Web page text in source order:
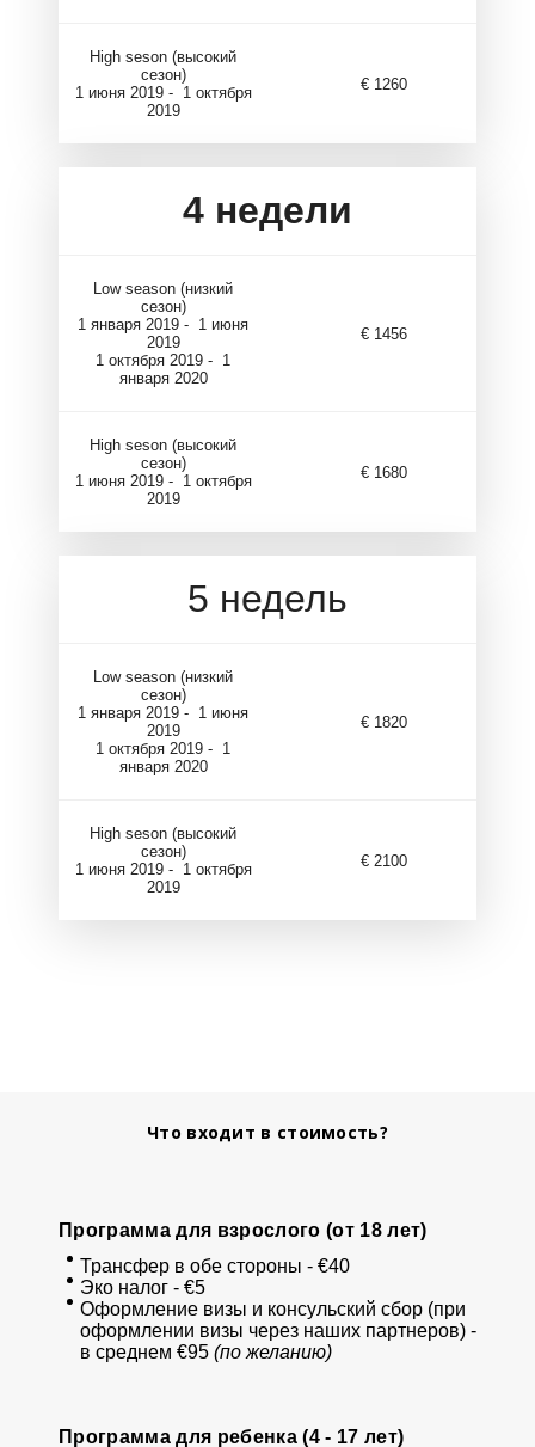
High seson (высокий
сезон)
1 июня 2019 - 1 октября
2019
€ 1260
4 недели
Low season (низкий
сезон)
1 января 2019 - 1 июня
2019
1 октября 2019 - 1
января 2020
€ 1456
High seson (высокий
сезон)
1 июня 2019 - 1 октября
2019
€ 1680
5 недель
Low season (низкий
сезон)
1 января 2019 - 1 июня
2019
1 октября 2019 - 1
января 2020
€ 1820
High seson (высокий
сезон)
1 июня 2019 - 1 октября
2019
€ 2100
Что входит в стоимость?
Программа для взрослого (от 18 лет)
Трансфер в обе стороны - €40
Эко налог - €5
Оформление визы и консульский сбор (при
оформлении визы через наших партнеров) -
в среднем €95 (по желанию)
Программа для ребенка (4 - 17 лет)